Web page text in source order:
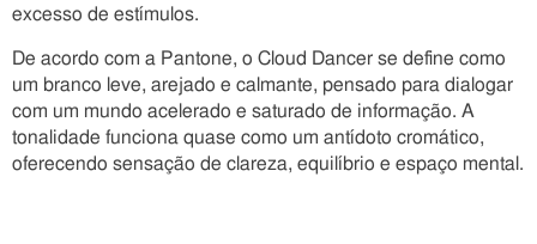
excesso de estímulos.
De acordo com a Pantone, o Cloud Dancer se define como
um branco leve, arejado e calmante, pensado para dialogar
com um mundo acelerado e saturado de informação. A
tonalidade funciona quase como um antídoto cromático,
oferecendo sensação de clareza, equilíbrio e espaço mental.